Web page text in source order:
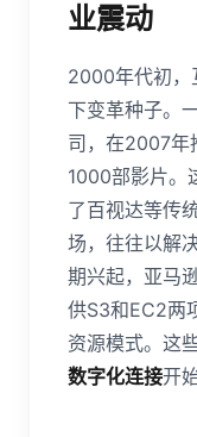
业震动
2000年代初，
下变革种子。
司，在2007年
1000部影片。
了百视达等传
场，往往以解
期兴起，亚马
供S3和EC2两
资源模式。这
数字化连接开